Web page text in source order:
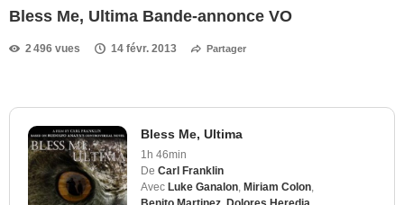
Bless Me, Ultima Bande-annonce VO
2 496 vues 14 févr. 2013 Partager
Bless Me, Ultima
1h 46min
De Carl Franklin
Avec Luke Ganalon Miriam Colon